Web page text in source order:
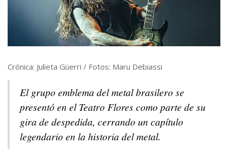
Crónica: Julieta Güerri / Fotos: Maru Debiassi
El grupo emblema del metal brasilero se
presentó en el Teatro Flores como parte de su
gira de despedida, cerrando un capítulo
legendario en la historia del metal.